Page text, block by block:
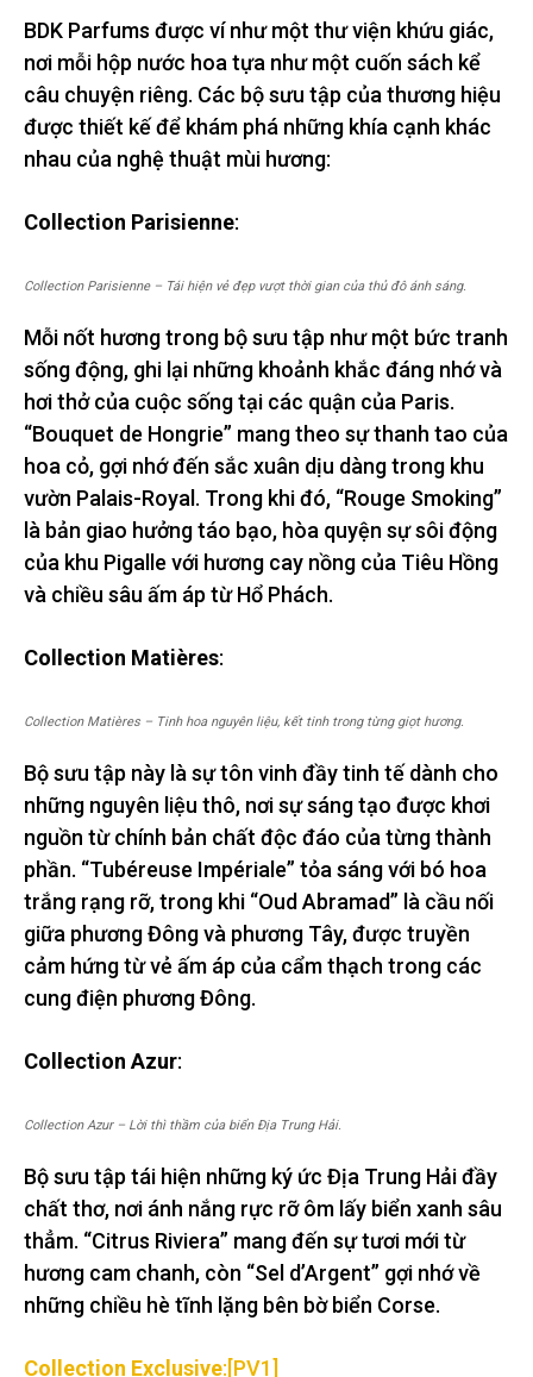
BDK Parfums được ví như một thư viện khứu giác,
nơi mỗi hộp nước hoa tựa như một cuốn sách kể
câu chuyện riêng. Các bộ sưu tập của thương hiệu
được thiết kế để khám phá những khía cạnh khác
nhau của nghệ thuật mùi hương:
Collection Parisienne:
Collection Parisienne – Tái hiện vẻ đẹp vượt thời gian của thủ đô ánh sáng.
Mỗi nốt hương trong bộ sưu tập như một bức tranh
sống động, ghi lại những khoảnh khắc đáng nhớ và
hơi thở của cuộc sống tại các quận của Paris.
“Bouquet de Hongrie” mang theo sự thanh tao của
hoa cỏ, gợi nhớ đến sắc xuân dịu dàng trong khu
vườn Palais-Royal. Trong khi đó, “Rouge Smoking”
là bản giao hưởng táo bạo, hòa quyện sự sôi động
của khu Pigalle với hương cay nồng của Tiêu Hồng
và chiều sâu ấm áp từ Hổ Phách.
Collection Matières:
Collection Matières – Tinh hoa nguyên liệu, kết tinh trong từng giọt hương.
Bộ sưu tập này là sự tôn vinh đầy tinh tế dành cho
những nguyên liệu thô, nơi sự sáng tạo được khơi
nguồn từ chính bản chất độc đáo của từng thành
phần. “Tubéreuse Impériale” tỏa sáng với bó hoa
trắng rạng rỡ, trong khi “Oud Abramad” là cầu nối
giữa phương Đông và phương Tây, được truyền
cảm hứng từ vẻ ấm áp của cẩm thạch trong các
cung điện phương Đông.
Collection Azur:
Collection Azur – Lời thì thầm của biển Địa Trung Hải.
Bộ sưu tập tái hiện những ký ức Địa Trung Hải đầy
chất thơ, nơi ánh nắng rực rỡ ôm lấy biển xanh sâu
thẳm. “Citrus Riviera” mang đến sự tươi mới từ
hương cam chanh, còn “Sel d’Argent” gợi nhớ về
những chiều hè tĩnh lặng bên bờ biển Corse.
Collection Exclusive:[PV1]